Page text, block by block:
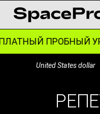
ПРОБНЫЙ
United States dollar